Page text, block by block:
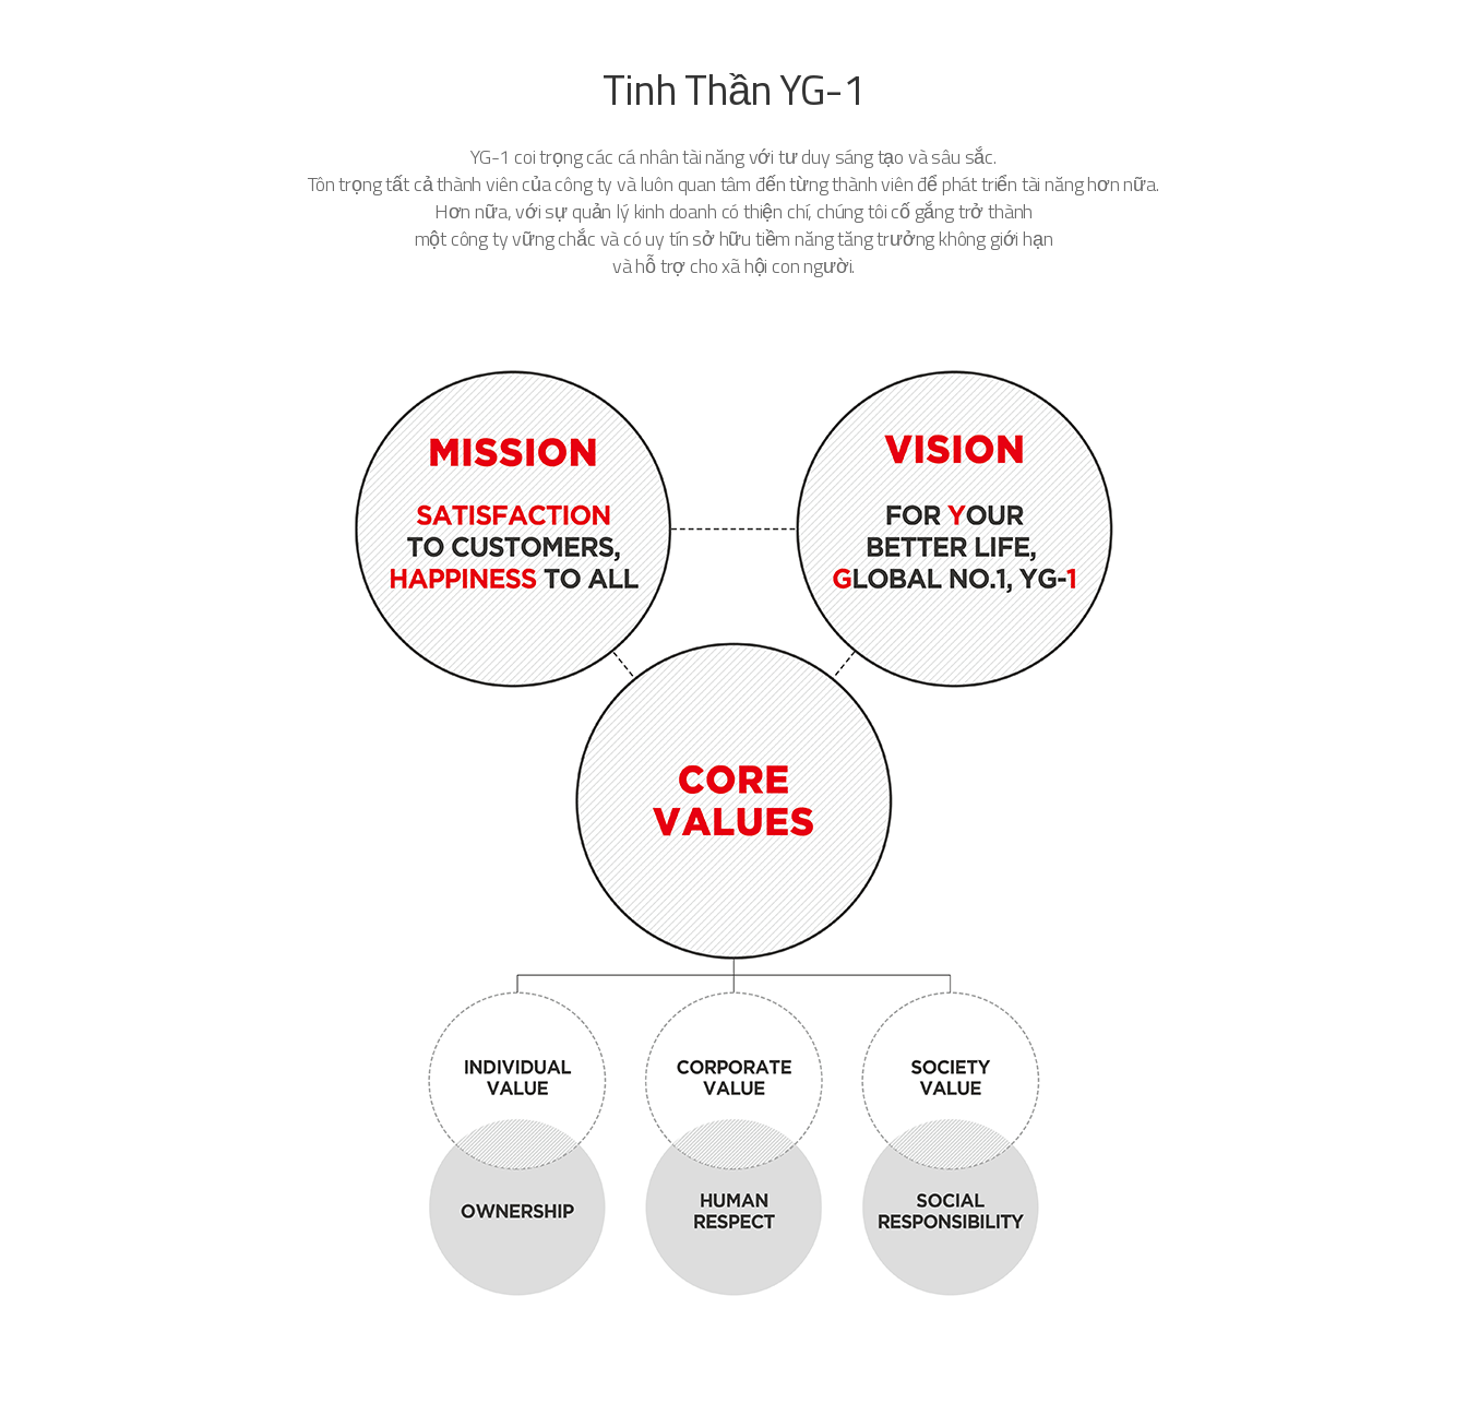
Tinh Thần YG-1
YG-1 coi trọng các cá nhân tài năng với tư duy sáng tạo và sâu sắc.
Tôn trọng tất cả thành viên của công ty và luôn quan tâm đến từng thành viên để phát triển tài năng hơn nữa.
Hơn nữa, với sự quản lý kinh doanh có thiện chí, chúng tôi cố gắng trở thành
một công ty vững chắc và có uy tín sở hữu tiềm năng tăng trưởng không giới hạn
và hỗ trợ cho xã hội con người.